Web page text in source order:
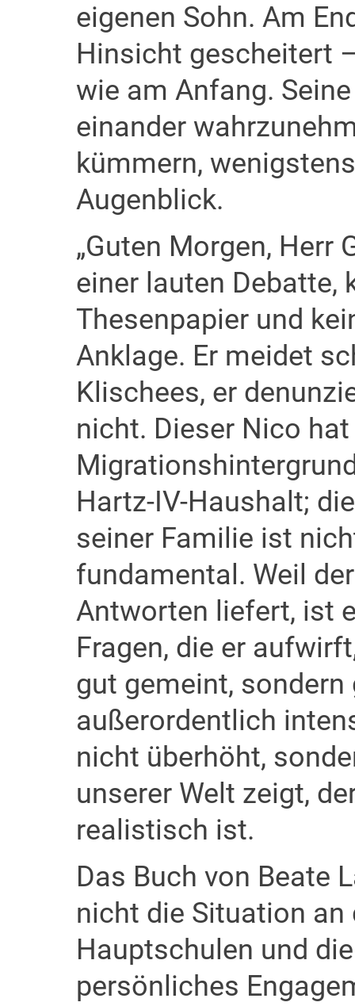
eigenen Sohn. Am
Hinsicht gescheitert
wie am Anfang.
einander
kümmern,
Augenblick.
„Guten Morgen, Herr
einer lauten Debatte,
Thesenpapier und
Anklage. Er meidet
Klischees, er
nicht. Dieser Nico
Hartz-IV-Haushalt;
seiner Familie ist
fundamental. Weil
Antworten liefert, ist
Fragen, die er
gut gemeint,
außerordentlich
nicht überhöht,
unserer Welt zeigt,
realistisch ist.
Das Buch von Beate
nicht die Situation an
Hauptschulen und
persönliches